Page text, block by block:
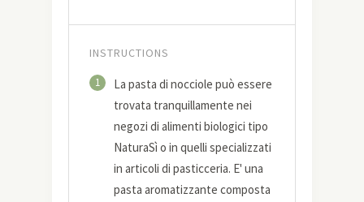
INSTRUCTIONS
1
La pasta di nocciole può essere
trovata tranquillamente nei
negozi di alimenti biologici tipo
NaturaSì o in quelli specializzati
in articoli di pasticceria. E' una
pasta aromatizzante composta